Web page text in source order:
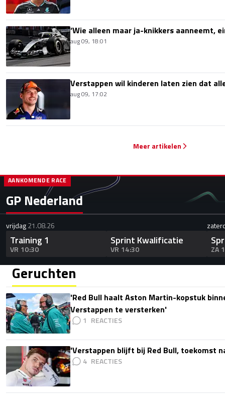
‘Wie alleen maar ja-knikkers aanneemt,
aug 09, 18:01
Verstappen wil kinderen laten zien dat
aug 09, 17:02
Meer artikelen
GP Nederland
AANKOMENDE RACE
vrijdag21.08.26
Training 1
VR 10:30
Sprint Kwalificatie
VR 14:30 ZA
Geruchten
'Red Bull haalt Aston Martin-kopstuk
Verstappen te versterken'
1
'Verstappen blijft bij Red Bull, toekomst
4